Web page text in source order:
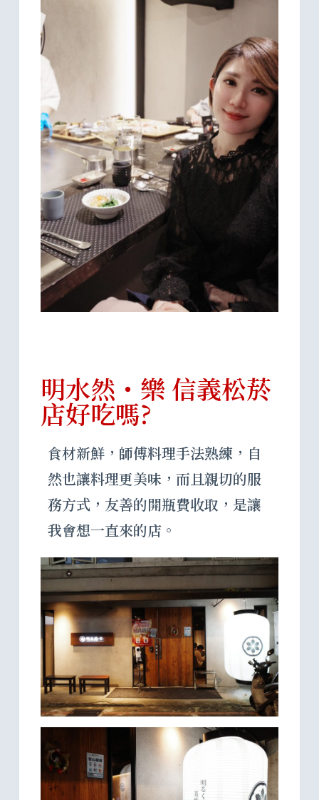
明水然・樂 信義松菸
店好吃嗎?
食材新鮮，師傅料理手法熟練，自
然也讓料理更美味，而且親切的服
務方式，友善的開瓶費收取，是讓
我會想一直來的店。